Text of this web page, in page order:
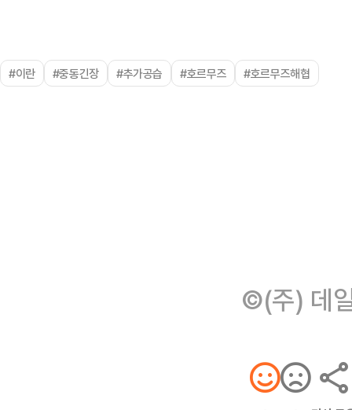
#이란 #중동긴장 #추가공습 #호르무즈 #호르무즈해협
©(주) 데